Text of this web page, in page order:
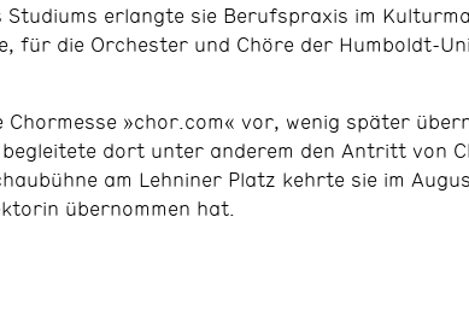
erlangte sie Berufspraxis im
für die Orchester und Chöre der Humboldt-
»chor.com« vor, wenig später
dort unter anderem den Antritt von
am Lehniner Platz kehrte sie im
übernommen hat.